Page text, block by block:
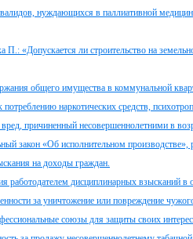
нуждающихся в паллиативной
П.: «Допускается ли строительство на
общего имущества в коммунальной
потреблению наркотических средств,
вред, причиненный несовершеннолетними в
закон «Об исполнительном
на доходы граждан.
работодателем дисциплинарных взысканий в
за уничтожение или повреждение
союзы для защиты своих